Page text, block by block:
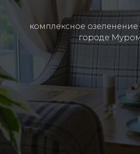
комплексное озеленение
городе Муром